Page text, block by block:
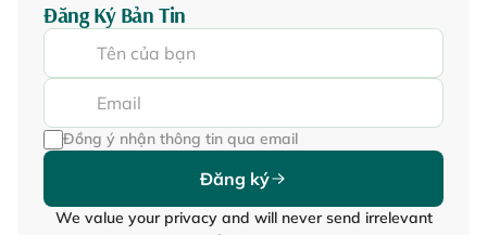
Đăng Ký Bản Tin
Đồng ý nhận thông tin qua email
Đăng ký
We value your privacy and will never send irrelevant